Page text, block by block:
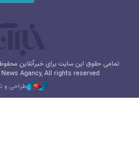
تمامی حقوق این سایت برای خبرآنلاین
Agancy, All rights reserved
طراحی و